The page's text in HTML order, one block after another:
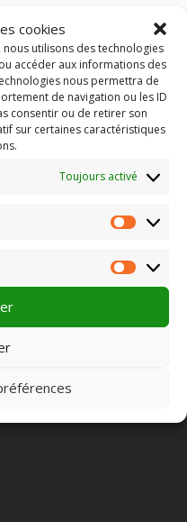
cookies
utilisons des technologies
accéder aux informations des
nous permettra de
de navigation ou les ID
consentir ou de retirer son
sur certaines caractéristiques
Toujours activé